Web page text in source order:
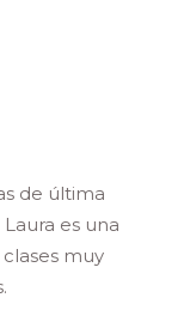
de última
es una
muy